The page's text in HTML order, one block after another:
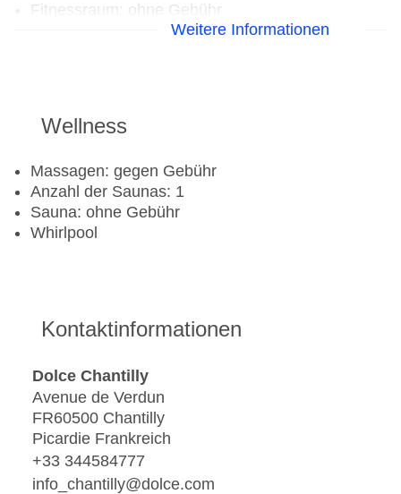
Fitnessraum: ohne Gebühr
Tennisplatz: ohne GebührWeitere Informationen
Wellness
Massagen: gegen Gebühr
Anzahl der Saunas: 1
Sauna: ohne Gebühr
Whirlpool
Kontaktinformationen
Dolce Chantilly
Avenue de Verdun
FR60500 Chantilly
Picardie Frankreich
+33 344584777
info_chantilly@dolce.com